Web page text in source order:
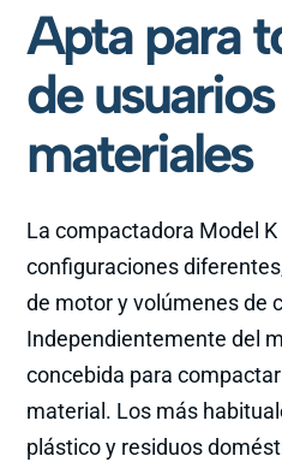
Apta para
de
materiales
La compactadora Model
configuraciones
de motor y volúmenes de
Independientemente del
concebida para
material. Los más
plástico y residuos